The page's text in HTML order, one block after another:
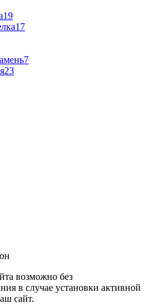
19
17
7
23
возможно без
в случае установки активной
сайт.